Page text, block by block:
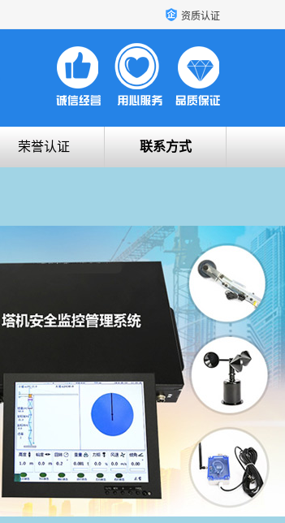
资质认证
荣誉认证 联系方式